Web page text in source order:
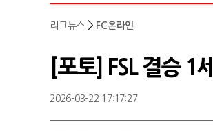
리그뉴스 > FC온라인
[포토] FSL 결승 1
2026-03-22 17:17:27